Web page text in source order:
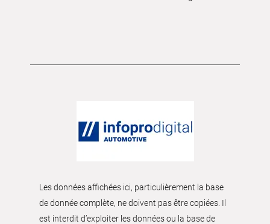
Les données affichées ici, particulièrement la base
de donnée complète, ne doivent pas être copiées. Il
est interdit d’exploiter les données ou la base de